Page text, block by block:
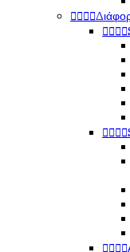



